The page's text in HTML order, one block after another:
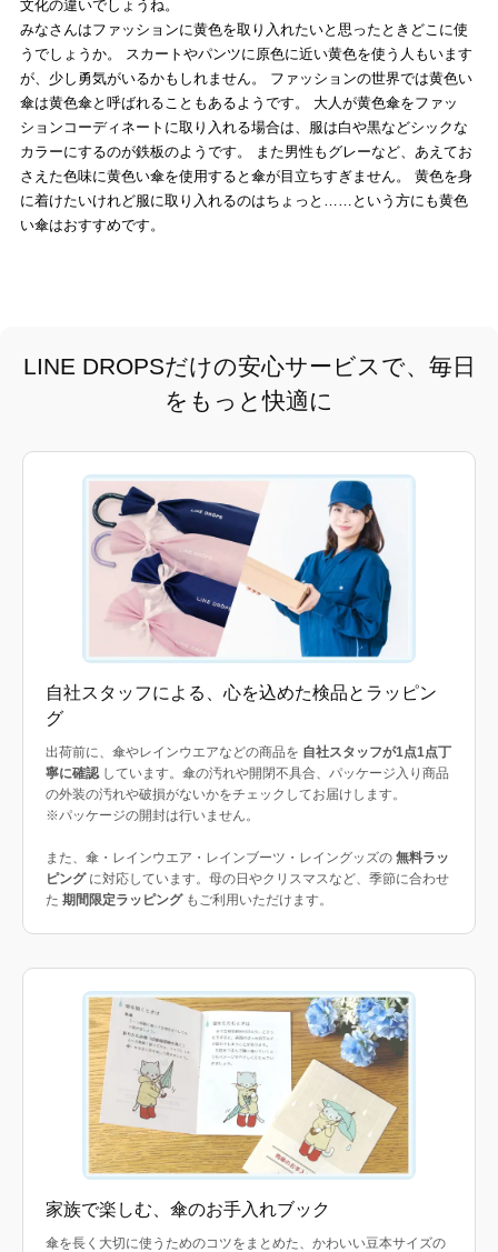
文化の違いでしょうね。
みなさんはファッションに黄色を取り入れたいと思ったときどこに使
うでしょうか。 スカートやパンツに原色に近い黄色を使う人もいます
が、少し勇気がいるかもしれません。 ファッションの世界では黄色い
傘は黄色傘と呼ばれることもあるようです。 大人が黄色傘をファッ
ションコーディネートに取り入れる場合は、服は白や黒などシックな
カラーにするのが鉄板のようです。 また男性もグレーなど、あえてお
さえた色味に黄色い傘を使用すると傘が目立ちすぎません。 黄色を身
に着けたいけれど服に取り入れるのはちょっと……という方にも黄色
い傘はおすすめです。
LINE DROPSだけの安心サービスで、毎日
をもっと快適に
自社スタッフによる、心を込めた検品とラッピン
グ
出荷前に、傘やレインウエアなどの商品を 自社スタッフが1点1点丁
寧に確認 しています。傘の汚れや開閉不具合、パッケージ入り商品
の外装の汚れや破損がないかをチェックしてお届けします。
※パッケージの開封は行いません。
また、傘・レインウエア・レインブーツ・レイングッズの 無料ラッ
ピングに対応しています。母の日やクリスマスなど、季節に合わせ
た 期間限定ラッピングもご利用いただけます。
家族で楽しむ、傘のお手入れブック
傘を長く大切に使うためのコツをまとめた、かわいい豆本サイズの